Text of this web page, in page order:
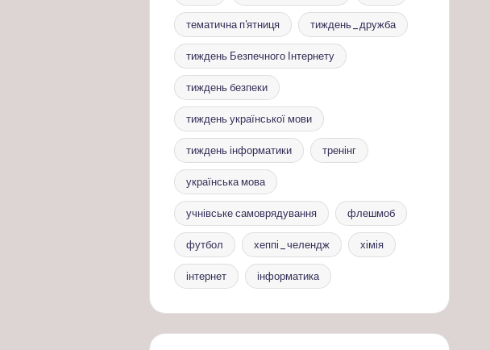
тематична п'ятниця тиждень_дружба
тиждень Безпечного Інтернету
тиждень безпеки
тиждень української мови
тиждень інформатики тренінг
українська мова
учнівське самоврядування флешмоб
футбол хеппі_челендж хімія
інтернет інформатика